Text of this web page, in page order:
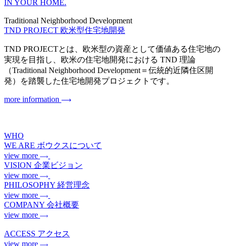
IN YOUR HOME.
Traditional Neighborhood Development
TND PROJECT 欧米型住宅地開発
TND PROJECTとは、欧米型の資産として価値ある住宅地の
実現を目指し、欧米の住宅地開発における TND 理論
（Traditional Neighborhood Development＝伝統的近隣住区開
発）を踏襲した住宅地開発プロジェクトです。
more information
WHO
WE ARE ボウクスについて
view more
VISION 企業ビジョン
view more
PHILOSOPHY 経営理念
view more
COMPANY 会社概要
view more
ACCESS アクセス
view more